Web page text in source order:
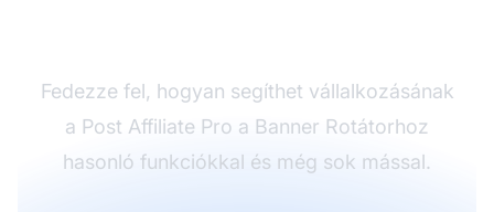
Fedezze fel, hogyan segíthet vállalkozásának
a Post Affiliate Pro a Banner Rotátorhoz
hasonló funkciókkal és még sok mással.